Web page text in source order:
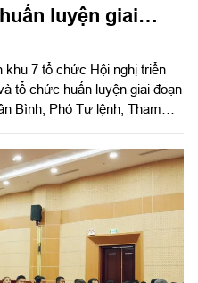
luyện giai
khu 7 tổ chức Hội nghị triển
tổ chức huấn luyện giai đoạn
Bình, Phó Tư lệnh, Tham